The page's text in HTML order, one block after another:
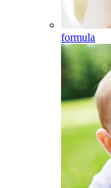
formula